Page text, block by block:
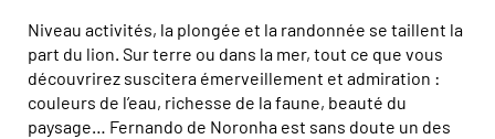
Niveau activités, la plongée et la randonnée se taillent la
part du lion. Sur terre ou dans la mer, tout ce que vous
découvrirez suscitera émerveillement et admiration :
couleurs de l’eau, richesse de la faune, beauté du
paysage… Fernando de Noronha est sans doute un des